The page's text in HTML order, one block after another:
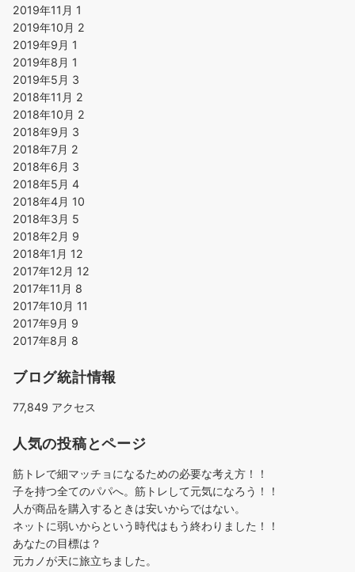
2019年11月 1
2019年10月 2
2019年9月 1
2019年8月 1
2019年5月 3
2018年11月 2
2018年10月 2
2018年9月 3
2018年7月 2
2018年6月 3
2018年5月 4
2018年4月 10
2018年3月 5
2018年2月 9
2018年1月 12
2017年12月 12
2017年11月 8
2017年10月 11
2017年9月 9
2017年8月 8
ブログ統計情報
77,849 アクセス
人気の投稿とページ
筋トレで細マッチョになるための必要な考え方！！
子を持つ全てのパパへ。筋トレして元気になろう！！
人が商品を購入するときは安いからではない。
ネットに弱いからという時代はもう終わりました！！
あなたの目標は？
元カノが天に旅立ちました。